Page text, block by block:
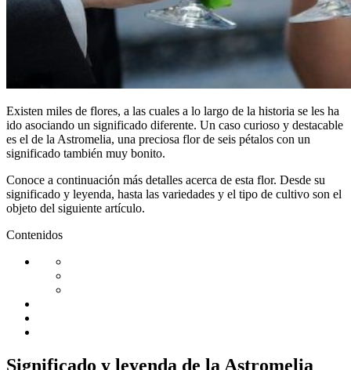
Existen miles de flores, a las cuales a lo largo de la historia se les ha
ido asociando un significado diferente. Un caso curioso y destacable
es el de la Astromelia, una preciosa flor de seis pétalos con un
significado también muy bonito.
Conoce a continuación más detalles acerca de esta flor. Desde su
significado y leyenda, hasta las variedades y el tipo de cultivo son el
objeto del siguiente artículo.
Contenidos
Significado y leyenda de la Astromelia